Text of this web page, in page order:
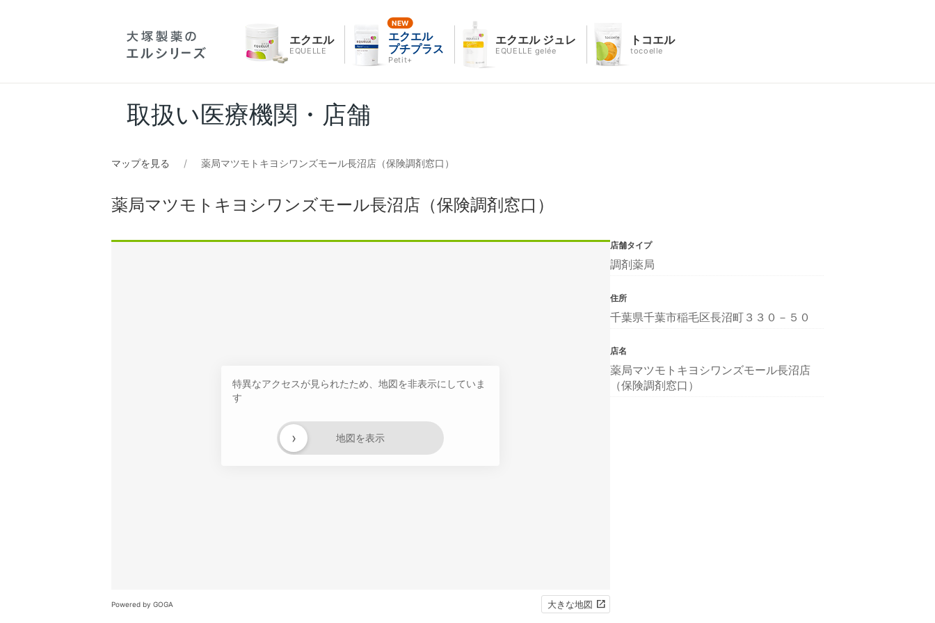
エクエル
EQUELLE
エクエル
プチプラス
Petit+
エクエル ジュレ
EQUELLE gelée
トコエル
tocoelle
取扱い医療機関・店舗
マップを見る 薬局マツモトキヨシワンズモール長沼店（保険調剤窓口）
薬局マツモトキヨシワンズモール長沼店（保険調剤窓口）
特異なアクセスが見られたため、地図を非表示にしていま
す
地図を表示
›
Powered by GOGA 大きな地図
店舗タイプ
調剤薬局
住所
千葉県千葉市稲毛区長沼町３３０－５０
店名
薬局マツモトキヨシワンズモール長沼店
（保険調剤窓口）